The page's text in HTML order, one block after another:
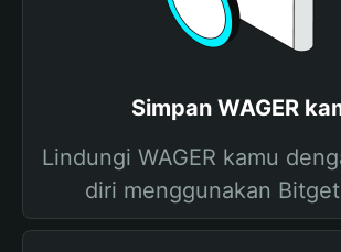
Simpan WAGER
Lindungi WAGER kamu
diri menggunakan